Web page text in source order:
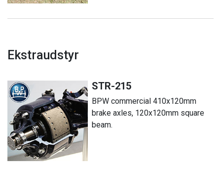
Ekstraudstyr
STR-215
BPW commercial 410x120mm
brake axles, 120x120mm square
beam.